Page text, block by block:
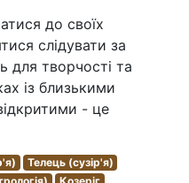
до своїх
слідувати за
для творчості та
із близькими
- це
Телець (сузір'я)